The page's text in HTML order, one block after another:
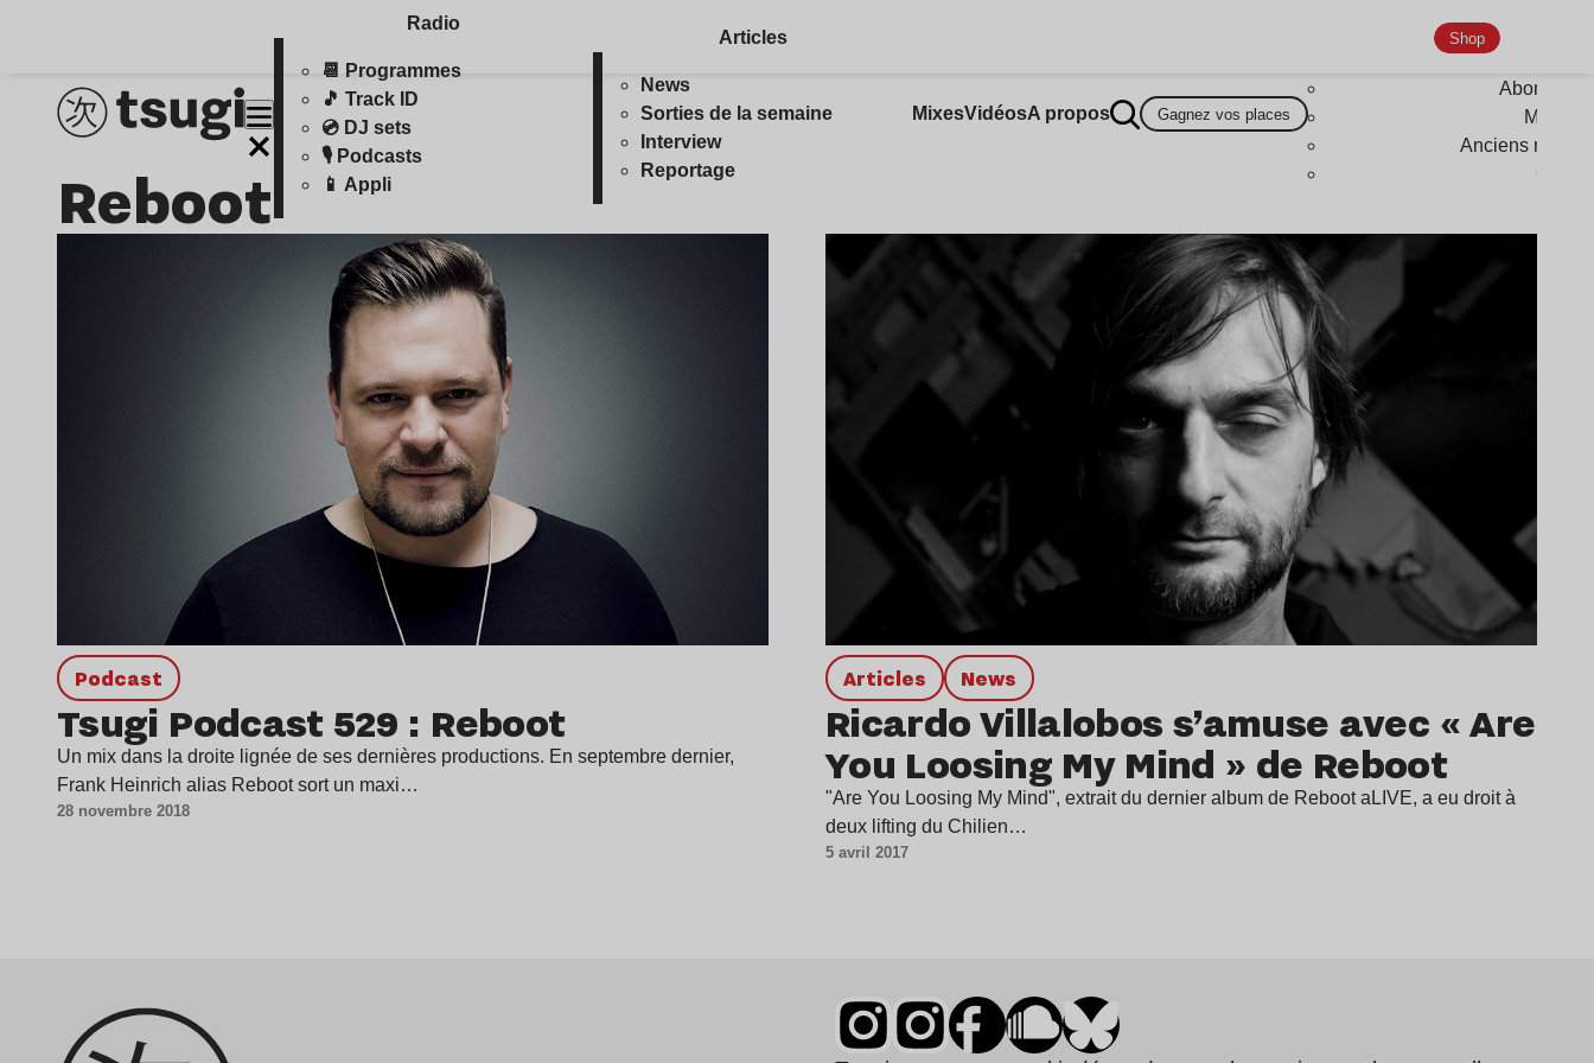
Radio
📆 Programmes
🎵 Track ID
💿 DJ sets
🎙️ Podcasts
📱 Appli
Articles
News
Sorties de la semaine
Interview
Reportage
MixesVidéosA propos Gagnez vos places
Shop
Anciens
Reboot
podcast
Tsugi Podcast 529 : Reboot
Un mix dans la droite lignée de ses dernières productions. En septembre dernier,
Frank Heinrich alias Reboot sort un maxi…
28 novembre 2018
Articles news
Ricardo Villalobos s’amuse avec « Are
You Loosing My Mind » de Reboot
"Are You Loosing My Mind", extrait du dernier album de Reboot aLIVE, a eu droit à
deux lifting du Chilien…
5 avril 2017